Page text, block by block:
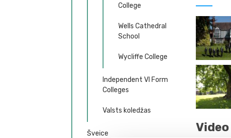
College
Wells Cathedral
School
Wycliffe College
Independent VI Form
Colleges
Valsts koledžas
Šveice Video